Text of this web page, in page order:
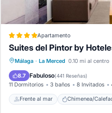
Apartamento
Suites del Pintor by
Málaga · La Merced 0.10 mi al centro
8.7 Fabuloso(441 Reseñas)
11 Dormitorios 3 baños 8 Invitados
Frente al mar Chimenea/
Frente al mar
Vista al mar